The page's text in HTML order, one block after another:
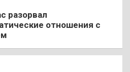
разорвал
отношения с